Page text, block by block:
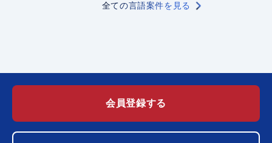
全ての言語案件を見る
会員登録する